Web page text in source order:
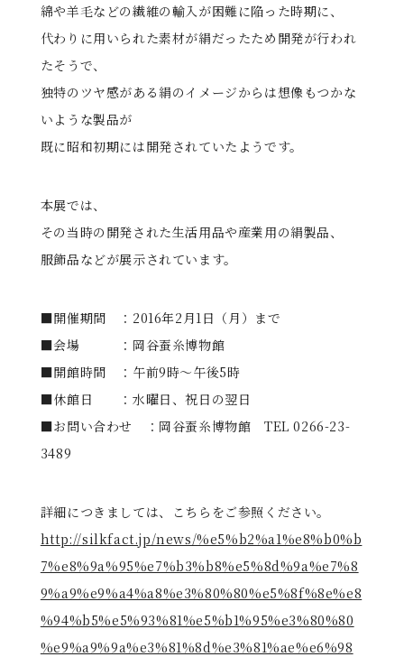
綿や羊毛などの繊維の輸入が困難に陥った時期に、
代わりに用いられた素材が絹だったため開発が行われ
たそうで、
独特のツヤ感がある絹のイメージからは想像もつかな
いような製品が
既に昭和初期には開発されていたようです。
本展では、
その当時の開発された生活用品や産業用の絹製品、
服飾品などが展示されています。
■開催期間 ：2016年2月1日（月）まで
■会場 ：岡谷蚕糸博物館
■開館時間 ：午前9時～午後5時
■休館日 ：水曜日、祝日の翌日
■お問い合わせ ：岡谷蚕糸博物館 TEL 0266-23-
3489
詳細につきましては、こちらをご参照ください。
http://silkfact.jp/news/%e5%b2%a1%e8%b0%b
7%e8%9a%95%e7%b3%b8%e5%8d%9a%e7%8
9%a9%e9%a4%a8%e3%80%80%e5%8f%8e%e8
%94%b5%e5%93%81%e5%b1%95%e3%80%80
%e9%a9%9a%e3%81%8d%e3%81%ae%e6%98